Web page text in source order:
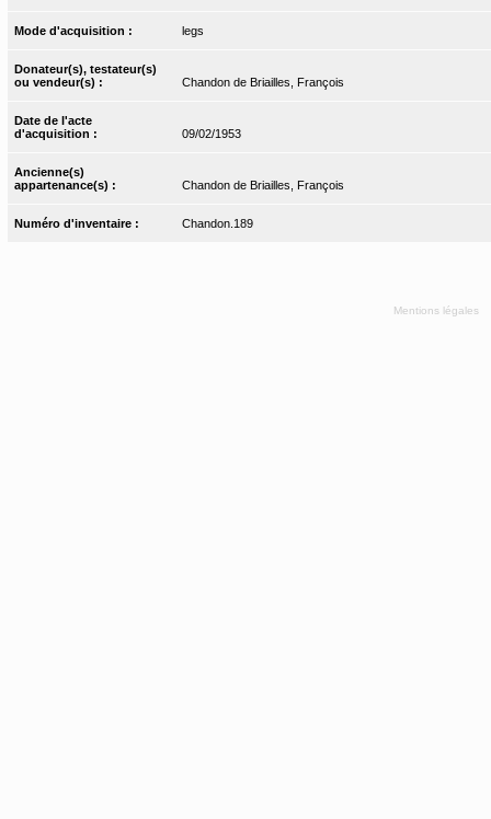
Mode d'acquisition : legs
Donateur(s), testateur(s)
ou vendeur(s) :
Chandon de Briailles, François
Date de l'acte
d'acquisition :
09/02/1953
Ancienne(s)
appartenance(s) :
Chandon de Briailles, François
Numéro d'inventaire : Chandon.189
Mentions légales